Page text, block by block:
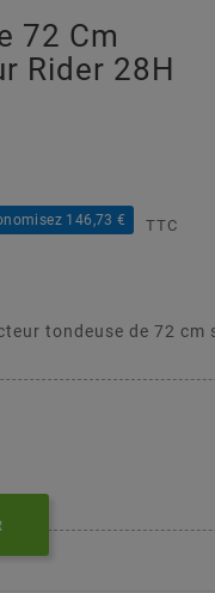
72 Cm
Rider 28H
146,73 € TTC
tondeuse de 72